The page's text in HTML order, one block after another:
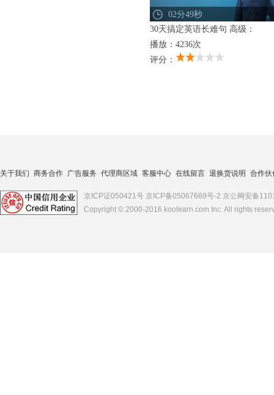
02分49秒
30天搞定英语长难句 高级：
播放：4236次
评分：
关于我们 商务合作 广告服务 代理商区域 客服中心 在线留言 退换货说明 合作伙
京ICP证050421号 京ICP备05067669号-2 京公网安备
Copyright © 2000-2016 koolearn.com Inc. All rights